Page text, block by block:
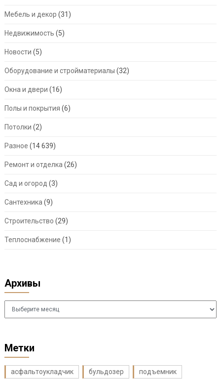
Мебель и декор (31)
Недвижимость (5)
Новости (5)
Оборудование и стройматериалы (32)
Окна и двери (16)
Полы и покрытия (6)
Потолки (2)
Разное (14 639)
Ремонт и отделка (26)
Сад и огород (3)
Сантехника (9)
Строительство (29)
Теплоснабжение (1)
Архивы
Архивы
Метки
асфальтоукладчик бульдозер подъемник